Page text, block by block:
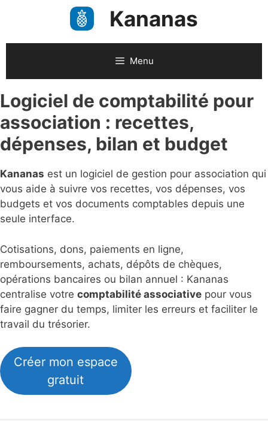
Kananas
Menu
Logiciel de comptabilité pour
association : recettes,
dépenses, bilan et budget
Kananas est un logiciel de gestion pour association qui
vous aide à suivre vos recettes, vos dépenses, vos
budgets et vos documents comptables depuis une
seule interface.
Cotisations, dons, paiements en ligne,
remboursements, achats, dépôts de chèques,
opérations bancaires ou bilan annuel : Kananas
centralise votre comptabilité associative pour vous
faire gagner du temps, limiter les erreurs et faciliter le
travail du trésorier.
Créer mon espace
gratuit